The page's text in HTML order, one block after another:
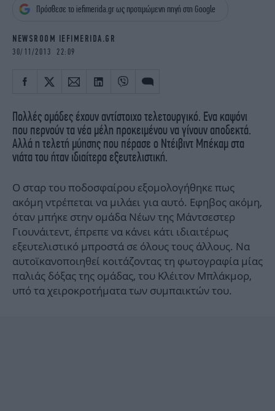
iBOOKS
ΖΩΔΙΑ
MEDIA
NEWSLETTER
Πρόσθεσε το iefimerida.gr ως προτιμώμενη πηγή στη Google
NEWSROOM IEFIMERIDA.GR
30/11/2013 22:09
Πολλές ομάδες έχουν αντίστοιχο τελετουργικό. Ενα καψόνι
που περνούν τα νέα μέλη προκειμένου να γίνουν αποδεκτά.
Αλλά η τελετή μύησης που πέρασε ο Ντέιβιντ Μπέκαμ στα
νιάτα του ήταν ιδιαίτερα εξευτελιστική.
Ο σταρ του ποδοσφαίρου εξομολογήθηκε πως
ακόμη ντρέπεται να μιλάει για αυτό. Εφηβος ακόμη,
όταν μπήκε στην ομάδα Νέων της Μάντσεστερ
Γιουνάιτεντ, έπρεπε να κάνει κάτι ιδιαιτέρως
εξευτελιστικό μπροστά σε όλους τους άλλους. Να
αυτοϊκανοποιηθεί κοιτάζοντας τη φωτογραφία μίας
παλιάς δόξας της ομάδας, του Κλέιτον Μπλάκμορ,
υπό τα χειροκροτήματα των συμπαικτών του.